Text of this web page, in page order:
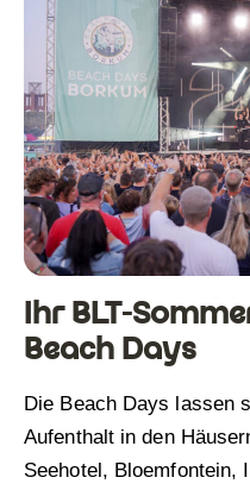
Ihr BLT-
Beach Days
Die Beach Days lassen
Aufenthalt in den
Seehotel, Bloemfontein,